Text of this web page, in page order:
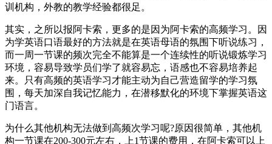
训机构，外教的教学经验都很足。
其实，之所以报阿卡索，更多的是因为阿卡索的高频学习。因
为学英语口语最好的方法就是在英语母语的氛围下听说练习，
而一周一节课的频次完全不能算是一个连续性的听说锻炼学习
环境，容易导致学员们学了就容易忘，语感也不容易培养起
来。只有高频的英语学习才能主动为自己营造留学的学习氛
围，每天加深自我记忆能力，在潜移默化的环境下掌握英语这
门语言。
为什么其他机构无法做到高频次学习呢?原因很简单，其他机
构一节课在200-300元左右，上1节课的费用，在阿卡索可以上